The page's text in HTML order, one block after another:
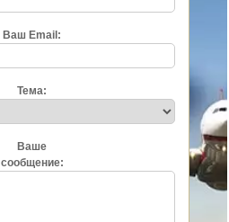
Ваш Email:
Тема:
Ваше
сообщение: